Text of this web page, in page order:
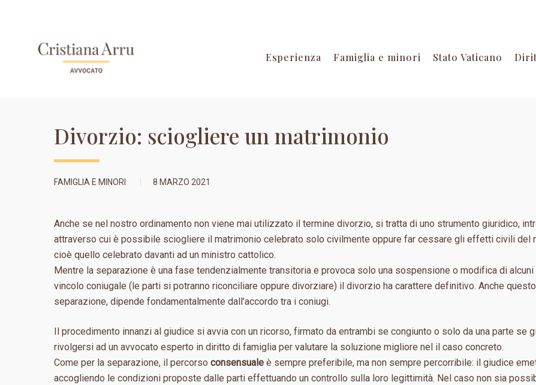
Esperienza Famiglia e minori Stato Vaticano
Divorzio: sciogliere un matrimonio
FAMIGLIA E MINORI 8 MARZO 2021
Anche se nel nostro ordinamento non viene mai utilizzato il termine divorzio, si tratta di uno strumento giuridico,
attraverso cui è possibile sciogliere il matrimonio celebrato solo civilmente oppure far cessare gli effetti civili del
cioè quello celebrato davanti ad un ministro cattolico.
Mentre la separazione è una fase tendenzialmente transitoria e provoca solo una sospensione o modifica di
vincolo coniugale (le parti si potranno riconciliare oppure divorziare) il divorzio ha carattere definitivo. Anche
separazione, dipende fondamentalmente dall’accordo tra i coniugi.
Il procedimento innanzi al giudice si avvia con un ricorso, firmato da entrambi se congiunto o solo da una parte se
rivolgersi ad un avvocato esperto in diritto di famiglia per valutare la soluzione migliore nel il caso concreto.
Come per la separazione, il percorso consensuale è sempre preferibile, ma non sempre percorribile: il giudice
accogliendo le condizioni proposte dalle parti effettuando un controllo sulla loro legittimità. Nel caso non sia